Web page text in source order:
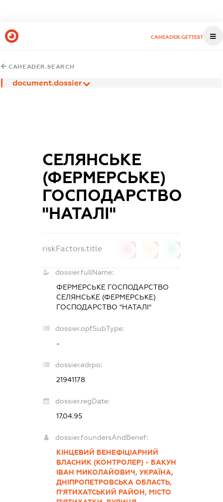
CAHEADER.GETTEST
CAHEADER.SEARCH
document.dossier
СЕЛЯНСЬКЕ
(ФЕРМЕРСЬКЕ)
ГОСПОДАРСТВО
"НАТАЛІ"
riskFactors.title
dossier.fullName:
ФЕРМЕРСЬКЕ ГОСПОДАРСТВО
СЕЛЯНСЬКЕ (ФЕРМЕРСЬКЕ)
ГОСПОДАРСТВО "НАТАЛІ"
dossier.opfSubType:
-
dossier.edrpo:
21941178
dossier.regDate:
17.04.95
dossier.foundersAndBenef:
КІНЦЕВИЙ БЕНЕФІЦІАРНИЙ
ВЛАСНИК (КОНТРОЛЕР) - БАКУН
ІВАН МИКОЛАЙОВИЧ, УКРАЇНА,
ДНІПРОПЕТРОВСЬКА ОБЛАСТЬ,
П'ЯТИХАТСЬКИЙ РАЙОН, МІСТО